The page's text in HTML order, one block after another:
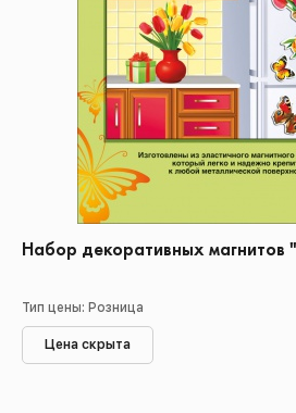
Набор декоративных магнитов
Тип цены: Розница
Цена скрыта